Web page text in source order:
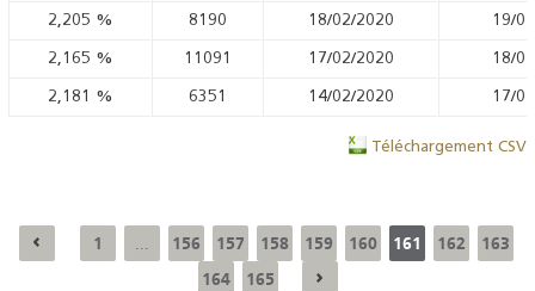
2,205 % 8190 18/02/2020 19/
2,165 % 11091 17/02/2020 18/
2,181 % 6351 14/02/2020 17/
Téléchargement CSV
1 156 157 158 159 160 161 162
163
164
165